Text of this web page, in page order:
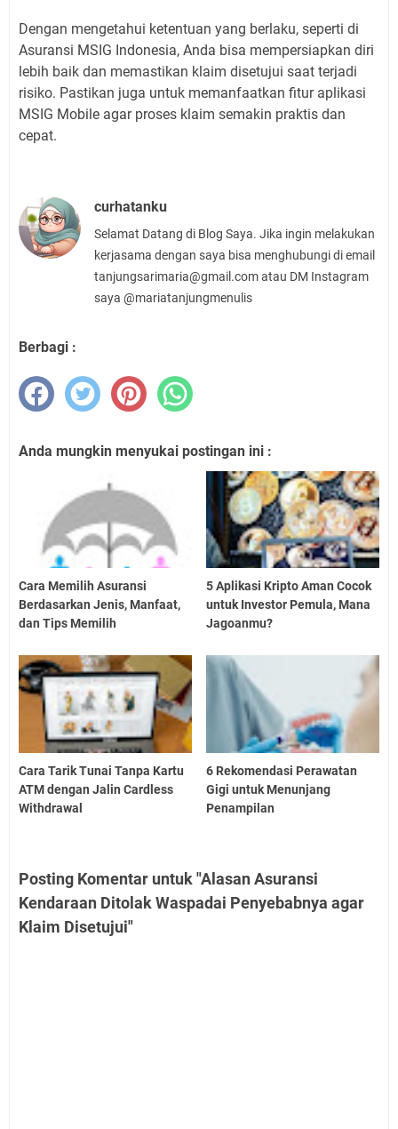
Dengan mengetahui ketentuan yang berlaku, seperti di
Asuransi MSIG Indonesia, Anda bisa mempersiapkan diri
lebih baik dan memastikan klaim disetujui saat terjadi
risiko. Pastikan juga untuk memanfaatkan fitur aplikasi
MSIG Mobile agar proses klaim semakin praktis dan
cepat.
curhatanku
Selamat Datang di Blog Saya. Jika ingin melakukan
kerjasama dengan saya bisa menghubungi di email
tanjungsarimaria@gmail.com atau DM Instagram
saya @mariatanjungmenulis
Berbagi :
Anda mungkin menyukai postingan ini :
Cara Memilih Asuransi
Berdasarkan Jenis, Manfaat,
dan Tips Memilih
5 Aplikasi Kripto Aman Cocok
untuk Investor Pemula, Mana
Jagoanmu?
Cara Tarik Tunai Tanpa Kartu
ATM dengan Jalin Cardless
Withdrawal
6 Rekomendasi Perawatan
Gigi untuk Menunjang
Penampilan
Posting Komentar untuk "Alasan Asuransi
Kendaraan Ditolak Waspadai Penyebabnya agar
Klaim Disetujui"